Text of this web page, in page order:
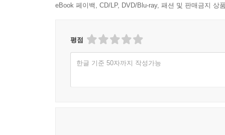
제정신이 아닌 것 | 의지와 이성
존재론적 타당성과 존재적 발생은 매개됨 | 의지
크하이머와 제가 그 당시 속박으로 고찰했던 것을
--- p.309
eBook 페이백, CD/LP, DVD/Blu-ray, 패션 및 판매금지 상
평점
한글 기준 50자까지 작성가능